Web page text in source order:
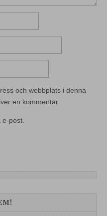
och webbplats i denna
en kommentar.
post.